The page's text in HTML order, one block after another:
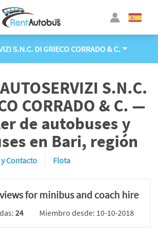
S.N.C. DI GRIECO CORRADO & C.
S.N.C.
CORRADO & C. —
de autobuses y
en Bari, región
Contacto Flota
for minibus and coach hire
24 Miembro desde: 10-10-2018